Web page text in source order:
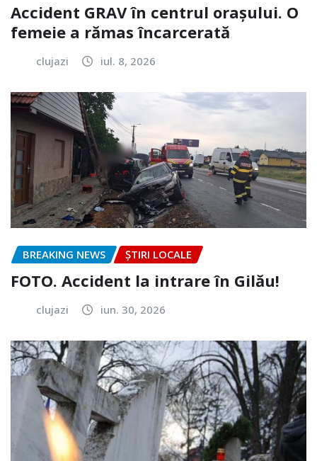
Accident GRAV în centrul orașului. O
femeie a rămas încarcerată
clujazi iul. 8, 2026
BREAKING NEWS ȘTIRI LOCALE
FOTO. Accident la intrare în Gilău!
clujazi iun. 30, 2026